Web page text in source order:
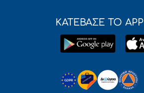
ΚΑΤΕΒΑΣΕ ΤΟ APP